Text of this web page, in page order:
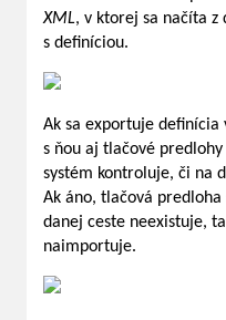
XML, v ktorej sa načíta z
s definíciou.
Ak sa exportuje definícia
s ňou aj tlačové
systém kontroluje, či na
Ak áno, tlačová
danej ceste neexistuje,
naimportuje.